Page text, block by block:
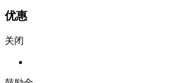
优惠
关闭